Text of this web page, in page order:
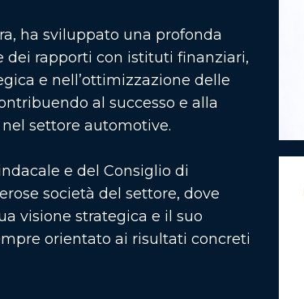
ha sviluppato una profonda
dei rapporti con istituti finanziari,
e nell’ottimizzazione delle
al successo e alla
settore automotive.
e del Consiglio di
società del settore, dove
visione strategica e il suo
orientato ai risultati concreti